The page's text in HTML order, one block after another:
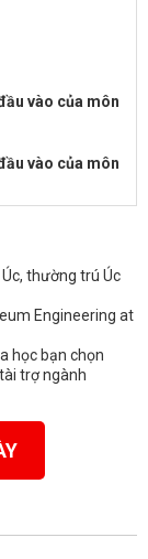
vào của môn
vào của môn
thường trú Úc
Engineering at
học bạn chọn
trợ ngành